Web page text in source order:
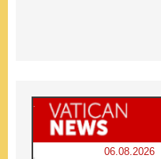
06.08.2026